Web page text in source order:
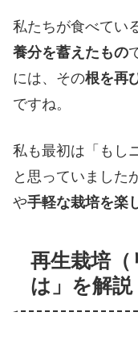
私たちが食べてい
養分を蓄えたもの
には、その根を再
ですね。
私も最初は「もし
と思っていました
や手軽な栽培を楽
再生栽培
は」を解説